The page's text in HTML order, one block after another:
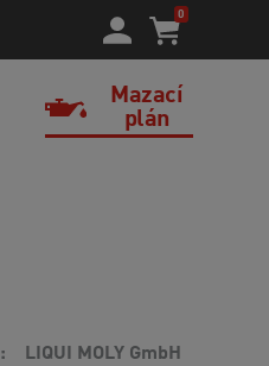
0
Mazací
plán
LIQUI MOLY GmbH